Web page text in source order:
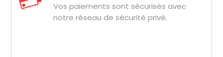
Vos paiements sont sécurisés avec
notre réseau de sécurité privé.